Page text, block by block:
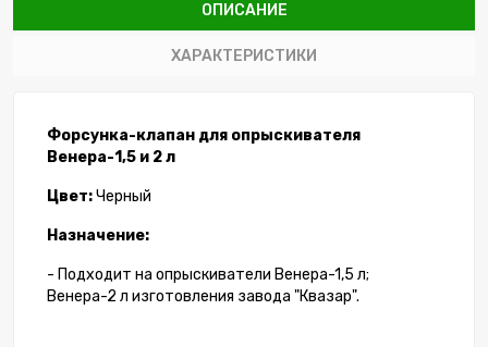
ОПИСАНИЕ
ХАРАКТЕРИСТИКИ
Форсунка-клапан для опрыскивателя
Венера-1,5 и 2 л
Цвет:Черный
Назначение:
- Подходит на опрыскиватели Венера-1,5 л;
Венера-2 л изготовления завода "Квазар".